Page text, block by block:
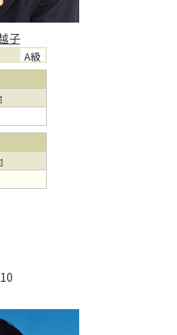
子
A級